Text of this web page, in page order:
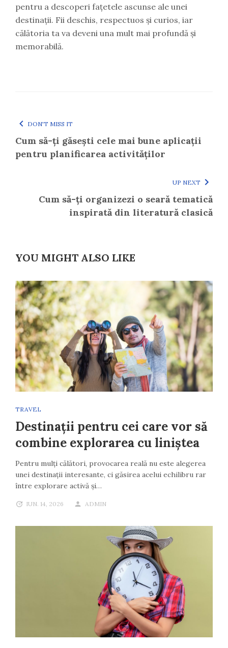
pentru a descoperi fațetele ascunse ale unei
destinații. Fii deschis, respectuos și curios, iar
călătoria ta va deveni una mult mai profundă și
memorabilă.
DON'T MISS IT
Cum să-ți găsești cele mai bune aplicații
pentru planificarea activităților
UP NEXT
Cum să-ți organizezi o seară tematică
inspirată din literatură clasică
YOU MIGHT ALSO LIKE
TRAVEL
Destinații pentru cei care vor să
combine explorarea cu liniștea
Pentru mulți călători, provocarea reală nu este alegerea
unei destinații interesante, ci găsirea acelui echilibru rar
între explorare activă și…
IUN. 14, 2026 ADMIN